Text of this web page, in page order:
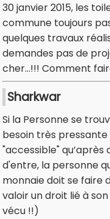
30 janvier 2015, les
commune toujours
quelques travaux
demandes pas de
cher...!!! Comment
Sharkwar
Si la Personne se
besoin très pressante
"accessible"
d'entre, la personne
monnaie doit se faire
valoir un droit lié à
vécu !!)